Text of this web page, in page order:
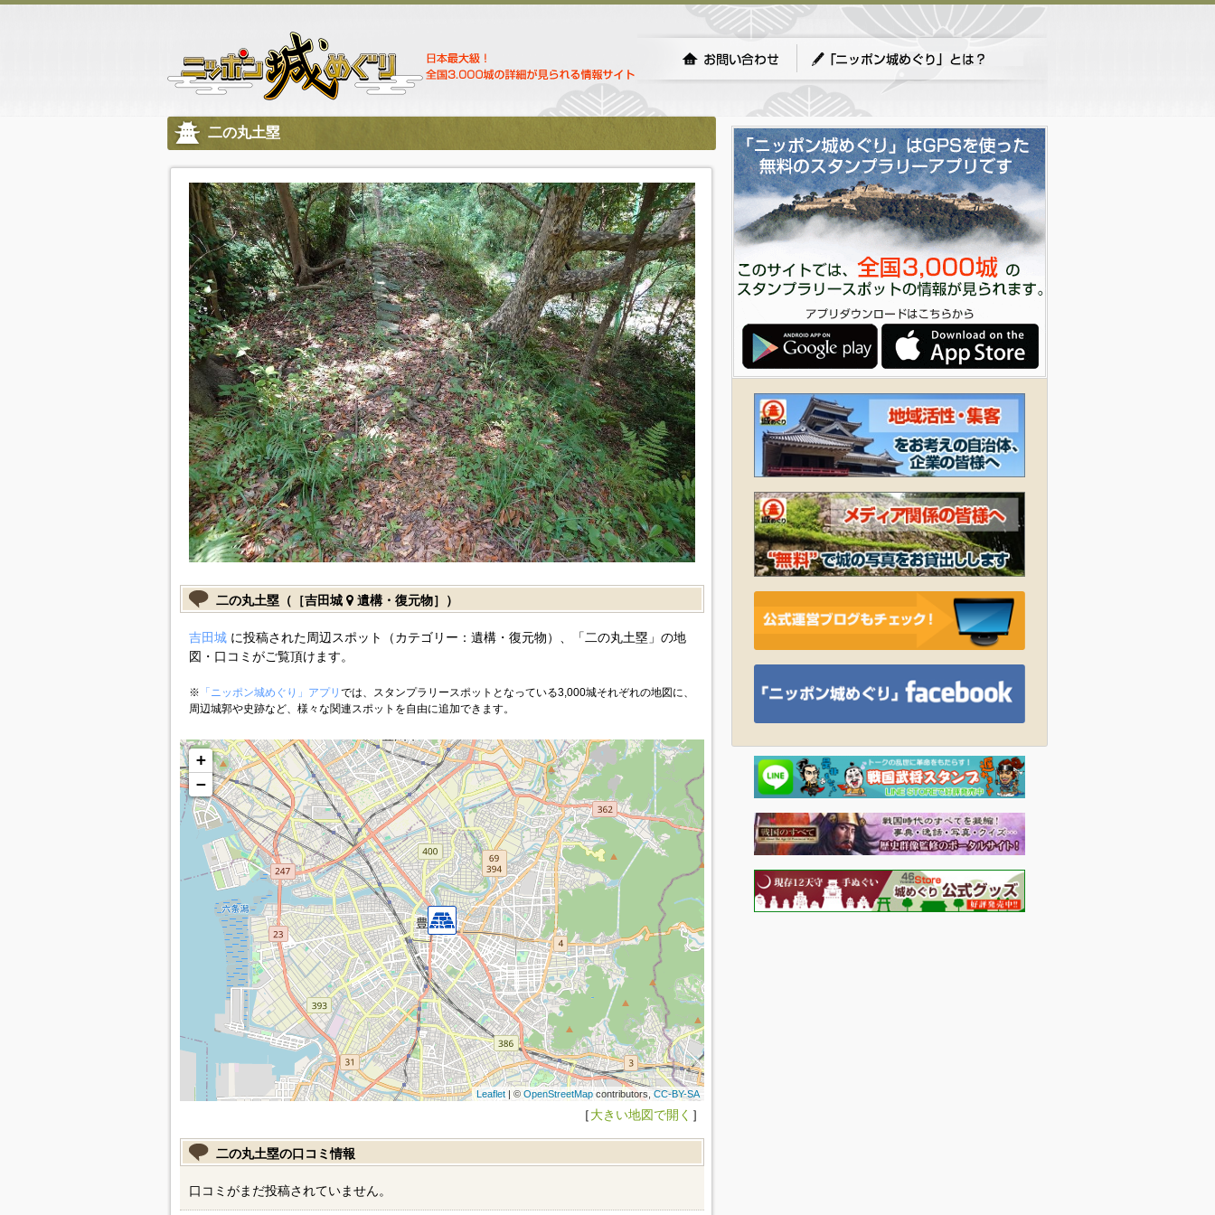
二の丸土塁
二の丸土塁（［吉田城 遺構・復元物］）
吉田城に投稿された周辺スポット（カテゴリー：遺構・復元物）、「二の丸土塁」の地
図・口コミがご覧頂けます。
※ 「ニッポン城めぐり」アプリ では、スタンプラリースポットとなっている3,000城それぞれの地図に、
周辺城郭や史跡など、様々な関連スポットを自由に追加できます。
+
−
Leaflet| © OpenStreetMapcontributors, CC-BY-SA
［大きい地図で開く ］
二の丸土塁の口コミ情報
口コミがまだ投稿されていません。